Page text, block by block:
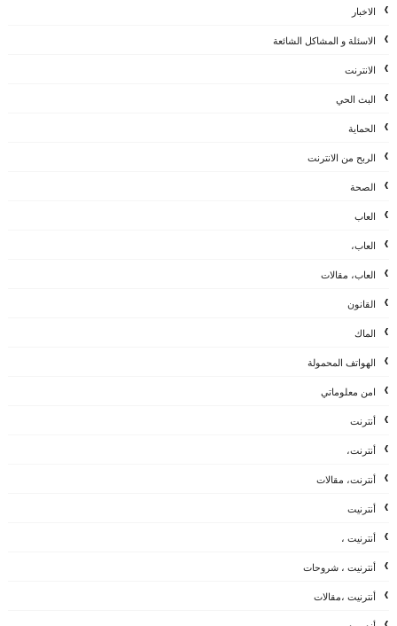
الاخبار
الاسئلة و المشاكل الشائعة
الانترنت
البث الحي
الحماية
الربح من الانترنت
الصحة
العاب
العاب،
العاب، مقالات
القانون
الماك
الهواتف المحمولة
امن معلوماتي
أنترنت
أنترنت،
أنترنت، مقالات
أنترنيت
أنترنيت ،
أنترنيت ، شروحات
أنترنيت ،مقالات